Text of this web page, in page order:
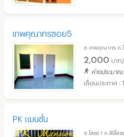
เทพคุณากรซอย5
ซ.เทพคุณากร ถ.โส
2,000 บาท
ห่างประมาณ
PK แมนชั่น
ซ.โสธร 1 ถ.สิริโสธ